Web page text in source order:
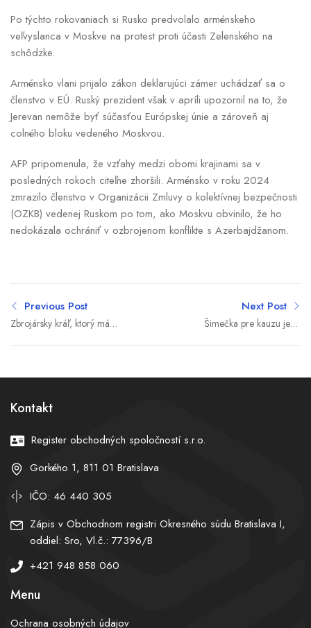
Po týchto rokovaniach si Rusko predvolalo arménskeho
veľvyslanca v Moskve na protest proti účasti Zelenského na
schôdzke.
Arménsko vlani prijalo zákon deklarujúci zámer uchádzať sa o
členstvo v EÚ. Ruský prezident však v apríli upozornil na to, že
Jerevan nemôže byť súčasťou Európskej únie a zároveň aj
colného bloku vedeného Moskvou.
AFP pripomenula, že vzťahy medzi obomi krajinami sa v
posledných rokoch citeľne zhoršili. Arménsko v roku 2024
zmrazilo členstvo v Organizácii Zmluvy o kolektívnej bezpečnosti
(OZKB) vedenej Ruskom po tom, ako Moskvu obvinilo, že ho
nedokázala ochrániť v ozbrojenom konflikte s Azerbajdžanom.
Previous Post
Zbrojársky kráľ, ktorý má
Next Post
Šimečka pre kauzu jeho
Kontakt
Register obchodných spoločností s.r.o.
Gorkého 1, 811 01 Bratislava
IČO: 46 440 305
Zápis v Obchodnom registri Okresného súdu Bratislava I,
oddiel: Sro, Vl.č.: 77396/B
+421 948 858 060
Menu
Ochrana osobných údajov